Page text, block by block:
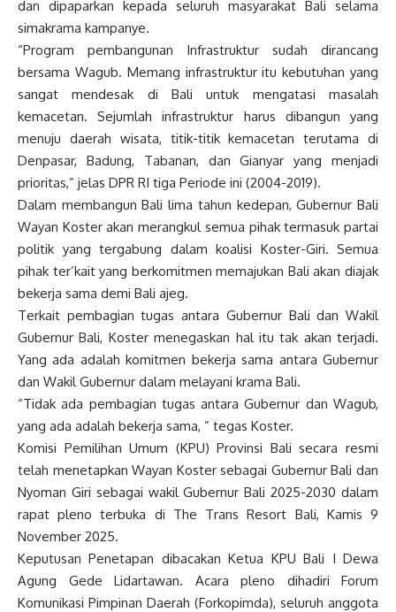
dan dipaparkan kepada seluruh masyarakat Bali selama
simakrama kampanye.
“Program pembangunan Infrastruktur sudah dirancang
bersama Wagub. Memang infrastruktur itu kebutuhan yang
sangat mendesak di Bali untuk mengatasi masalah
kemacetan. Sejumlah infrastruktur harus dibangun yang
menuju daerah wisata, titik-titik kemacetan terutama di
Denpasar, Badung, Tabanan, dan Gianyar yang menjadi
prioritas,” jelas DPR RI tiga Periode ini (2004-2019).
Dalam membangun Bali lima tahun kedepan, Gubernur Bali
Wayan Koster akan merangkul semua pihak termasuk partai
politik yang tergabung dalam koalisi Koster-Giri. Semua
pihak ter’kait yang berkomitmen memajukan Bali akan diajak
bekerja sama demi Bali ajeg.
Terkait pembagian tugas antara Gubernur Bali dan Wakil
Gubernur Bali, Koster menegaskan hal itu tak akan terjadi.
Yang ada adalah komitmen bekerja sama antara Gubernur
dan Wakil Gubernur dalam melayani krama Bali.
“Tidak ada pembagian tugas antara Gubernur dan Wagub,
yang ada adalah bekerja sama, ” tegas Koster.
Komisi Pemilihan Umum (KPU) Provinsi Bali secara resmi
telah menetapkan Wayan Koster sebagai Gubernur Bali dan
Nyoman Giri sebagai wakil Gubernur Bali 2025-2030 dalam
rapat pleno terbuka di The Trans Resort Bali, Kamis 9
November 2025.
Keputusan Penetapan dibacakan Ketua KPU Bali I Dewa
Agung Gede Lidartawan. Acara pleno dihadiri Forum
Komunikasi Pimpinan Daerah (Forkopimda), seluruh anggota